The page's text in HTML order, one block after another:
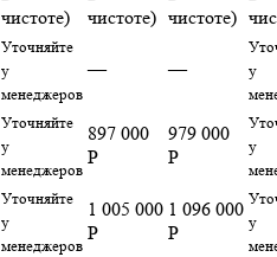
чистоте)
чистоте) чистоте)
Уточняйте
у
менеджеров
— —
у
Уточняйте
у
менеджеров
897 000
Р
979 000
Р
у
Уточняйте
у
менеджеров
1 005 000
Р
1 096 000
Р
у